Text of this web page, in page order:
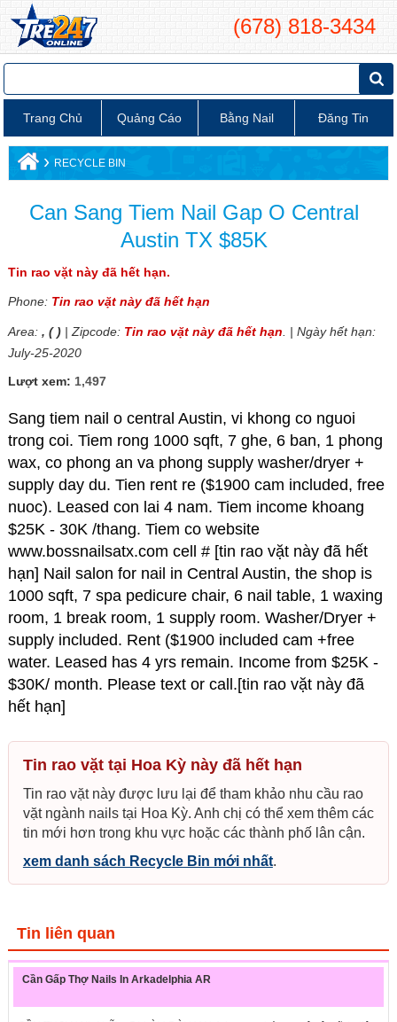
(678) 818-3434
Trang Chủ Quảng Cáo Bằng Nail Đăng Tin
› RECYCLE BIN
Can Sang Tiem Nail Gap O Central
Austin TX $85K
Tin rao vặt này đã hết hạn.
Phone: Tin rao vặt này đã hết hạn
Area: , ( )| Zipcode: Tin rao vặt này đã hết hạn . | Ngày hết hạn:
July-25-2020
Lượt xem: 1,497
Sang tiem nail o central Austin, vi khong co nguoi
trong coi. Tiem rong 1000 sqft, 7 ghe, 6 ban, 1 phong
wax, co phong an va phong supply washer/dryer +
supply day du. Tien rent re ($1900 cam included, free
nuoc). Leased con lai 4 nam. Tiem income khoang
$25K - 30K /thang. Tiem co website
www.bossnailsatx.com cell # [tin rao vặt này đã hết
hạn] Nail salon for nail in Central Austin, the shop is
1000 sqft, 7 spa pedicure chair, 6 nail table, 1 waxing
room, 1 break room, 1 supply room. Washer/Dryer +
supply included. Rent ($1900 included cam +free
water. Leased has 4 yrs remain. Income from $25K -
$30K/ month. Please text or call.[tin rao vặt này đã
hết hạn]
Tin rao vặt tại Hoa Kỳ này đã hết hạn
Tin rao vặt này được lưu lại để tham khảo nhu cầu rao
vặt ngành nails tại Hoa Kỳ. Anh chị có thể xem thêm các
tin mới hơn trong khu vực hoặc các thành phố lân cận.
xem danh sách Recycle Bin mới nhất.
Tin liên quan
Cần Gấp Thợ Nails In Arkadelphia AR